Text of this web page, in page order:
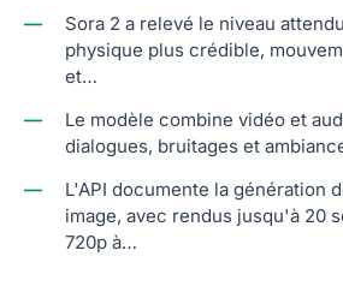
—
Sora 2 a relevé le niveau
physique plus crédible,
et…
—
Le modèle combine vidéo et
dialogues, bruitages et
—
L'API documente la génération
image, avec rendus jusqu'à 20
720p à…